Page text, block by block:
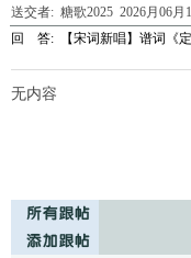
送交者: 糖歌2025 2026月06
回 答:
【宋词新唱】谱词《
无内容